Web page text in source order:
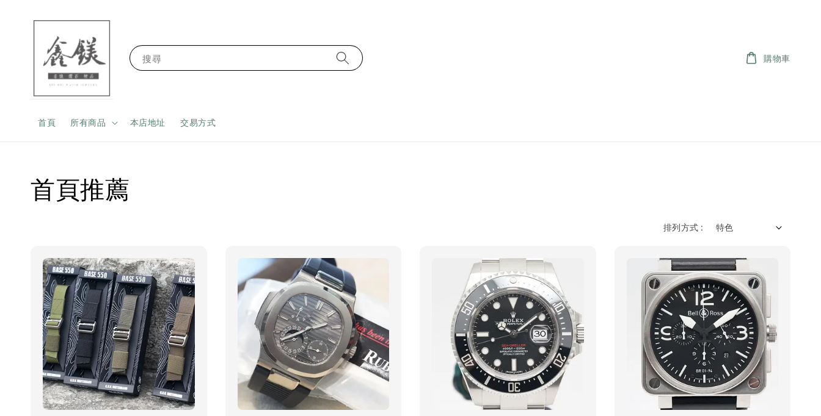
搜尋
首頁 所有商品 本店地址 交易方式
購物車
首頁推薦
排列方式 :